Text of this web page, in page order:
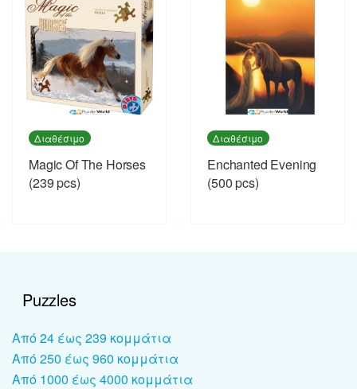
Διαθέσιμο
Magic Of The Horses
(239 pcs)
Διαθέσιμο
Enchanted Evening
(500 pcs)
Puzzles
Από 24 έως 239 κομμάτια
Από 250 έως 960 κομμάτια
Από 1000 έως 4000 κομμάτια